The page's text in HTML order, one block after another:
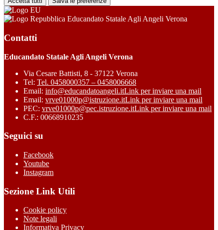
Educandato Statale Agli Angeli Verona
Contatti
Educandato Statale Agli Angeli Verona
Via Cesare Battisti, 8 - 37122 Verona
Tel: Tel. 0458000357 – 0458006668
Email: info@educandatoangeli.itLink per inviare una mail
Email: vrve01000p@istruzione.itLink per inviare una mail
PEC: vrve01000p@pec.istruzione.itLink per inviare una mail
C.F.: 00668910235
Seguici su
Facebook
Youtube
Instagram
Sezione Link Utili
Cookie policy
Note legali
Informativa Privacy